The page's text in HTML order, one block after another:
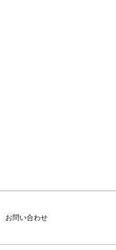
お問い合わせ